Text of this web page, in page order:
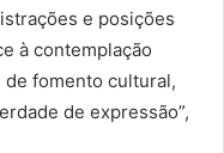
e posições
à contemplação
fomento cultural,
de expressão”,